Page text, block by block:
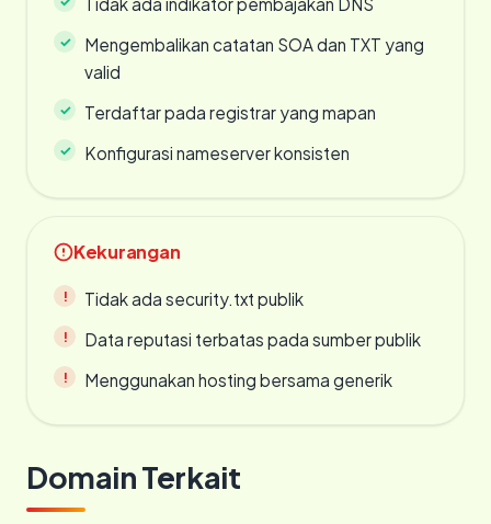
Mengembalikan catatan SOA dan TXT yang
valid
Terdaftar pada registrar yang mapan
Konfigurasi nameserver konsisten
Kekurangan
Tidak ada security.txt publik
Data reputasi terbatas pada sumber publik
Menggunakan hosting bersama generik
Domain Terkait